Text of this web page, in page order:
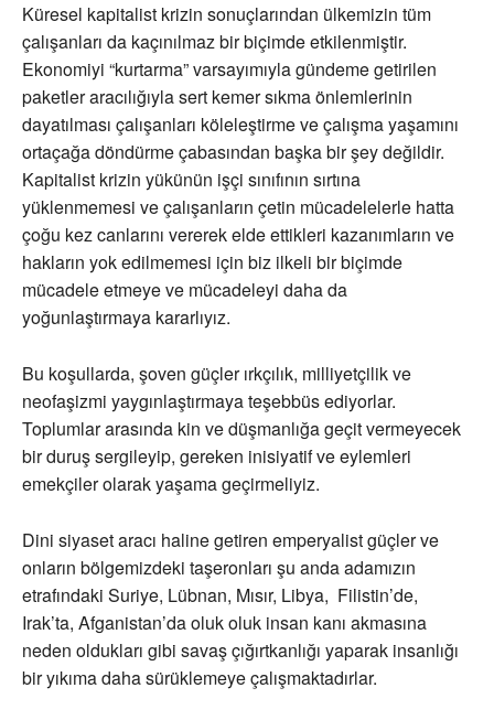
Küresel kapitalist krizin sonuçlarından ülkemizin tüm
çalışanları da kaçınılmaz bir biçimde etkilenmiştir.
Ekonomiyi “kurtarma” varsayımıyla gündeme getirilen
paketler aracılığıyla sert kemer sıkma önlemlerinin
dayatılması çalışanları köleleştirme ve çalışma yaşamını
ortaçağa döndürme çabasından başka bir şey değildir.
Kapitalist krizin yükünün işçi sınıfının sırtına
yüklenmemesi ve çalışanların çetin mücadelelerle hatta
çoğu kez canlarını vererek elde ettikleri kazanımların ve
hakların yok edilmemesi için biz ilkeli bir biçimde
mücadele etmeye ve mücadeleyi daha da
yoğunlaştırmaya kararlıyız.
Bu koşullarda, şoven güçler ırkçılık, milliyetçilik ve
neofaşizmi yaygınlaştırmaya teşebbüs ediyorlar.
Toplumlar arasında kin ve düşmanlığa geçit vermeyecek
bir duruş sergileyip, gereken inisiyatif ve eylemleri
emekçiler olarak yaşama geçirmeliyiz.
Dini siyaset aracı haline getiren emperyalist güçler ve
onların bölgemizdeki taşeronları şu anda adamızın
etrafındaki Suriye, Lübnan, Mısır, Libya, Filistin’de,
Irak’ta, Afganistan’da oluk oluk insan kanı akmasına
neden oldukları gibi savaş çığırtkanlığı yaparak insanlığı
bir yıkıma daha sürüklemeye çalışmaktadırlar.